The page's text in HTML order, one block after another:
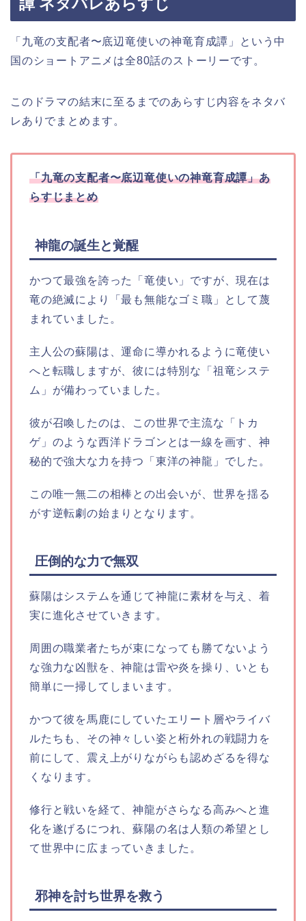
譚 ネタバレあらすじ
「九竜の支配者〜底辺竜使いの神竜育成譚」という中
国 のショートアニメは全80話のストーリーです。
このドラマの結末に至るまでのあらすじ内容をネタバ
レありでまとめます。
「九竜の支配者〜底辺竜使いの神竜育成譚」あ
らすじまとめ
神龍の誕生と覚醒
かつて最強を誇った「竜使い」ですが、現在は
竜の絶滅により「最も無能なゴミ職」として蔑
まれていました。
主人公の蘇陽は、運命に導かれるように竜使い
へと転職しますが、彼には特別な「祖竜システ
ム」が備わっていました。
彼が召喚したのは、この世界で主流な「トカ
ゲ」のような西洋ドラゴンとは一線を画す、神
秘的で強大な力を持つ「東洋の神龍」でした。
この唯一無二の相棒との出会いが、世界を揺る
がす逆転劇の始まりとなります。
圧倒的な力で無双
蘇陽はシステムを通じて神龍に素材を与え、着
実に進化させていきます。
周囲の職業者たちが束になっても勝てないよう
な強力な凶獣を、神龍は雷や炎を操り、いとも
簡単に一掃してしまいます。
かつて彼を馬鹿にしていたエリート層やライバ
ルたちも、その神々しい姿と桁外れの戦闘力を
前にして、震え上がりながらも認めざるを得な
くなります。
修行と戦いを経て、神龍がさらなる高みへと進
化を遂げるにつれ、蘇陽の名は人類の希望とし
て世界中に広まっていきました。
邪神を討ち世界を救う